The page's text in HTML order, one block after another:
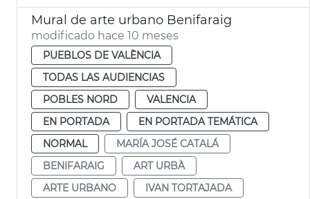
Mural de arte urbano Benifaraig
modificado hace 10 meses
PUEBLOS DE VALÈNCIA
TODAS LAS AUDIENCIAS
POBLES NORD
VALENCIA
EN PORTADA
EN PORTADA TEMÁTICA
NORMAL
MARÍA JOSÉ CATALÁ
BENIFARAIG
ART URBÀ
ARTE URBANO
IVAN TORTAJADA